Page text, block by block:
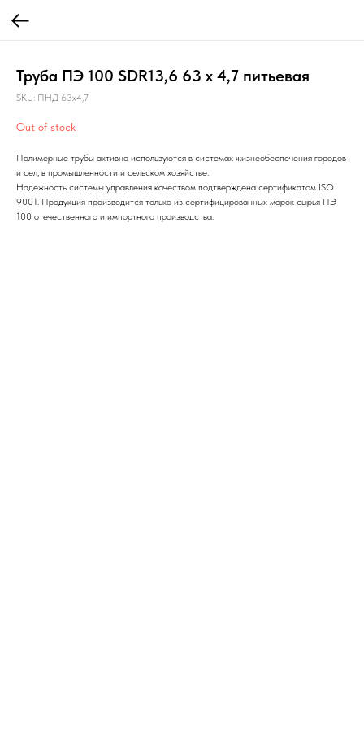
Труба ПЭ 100 SDR13,6 63 x 4,7 питьевая
SKU: ПНД 63х4,7
Out of stock
Полимерные трубы активно используются в системах жизнеобеспечения городов
и сел, в промышленности и сельском хозяйстве.
Надежность системы управления качеством подтверждена сертификатом ISO
9001. Продукция производится только из сертифицированных марок сырья ПЭ
100 отечественного и импортного производства.